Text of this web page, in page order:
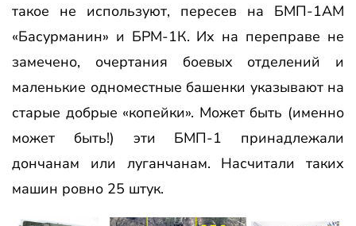
такое не используют, пересев на БМП-1АМ
«Басурманин» и БРМ-1К. Их на переправе не
замечено, очертания боевых отделений и
маленькие одноместные башенки указывают на
старые добрые «копейки». Может быть (именно
может быть!) эти БМП-1 принадлежали
дончанам или луганчанам. Насчитали таких
машин ровно 25 штук.